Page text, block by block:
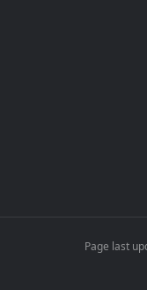
Page last